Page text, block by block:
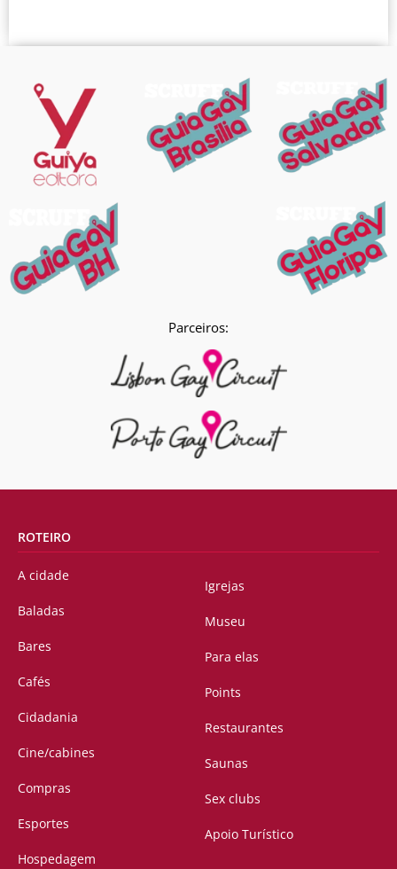
Parceiros:
ROTEIRO
A cidade
Baladas
Bares
Cafés
Cidadania
Cine/cabines
Compras
Esportes
Hospedagem
Igrejas
Museu
Para elas
Points
Restaurantes
Saunas
Sex clubs
Apoio Turístico